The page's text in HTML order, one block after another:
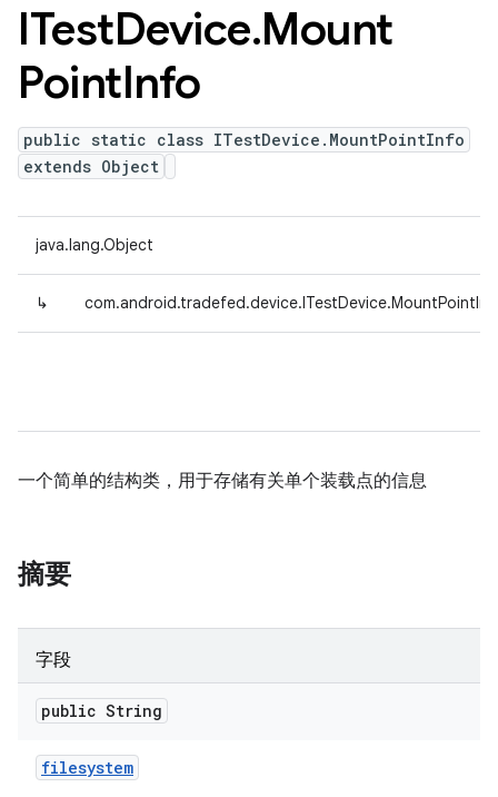
ITestDevice.Mount
PointInfo
public static class ITestDevice.MountPointInfo
extends Object
java.lang.Object
↳
一个简单的结构类，用于存储有关单个装载点的信息
摘要
字段
public String
filesystem